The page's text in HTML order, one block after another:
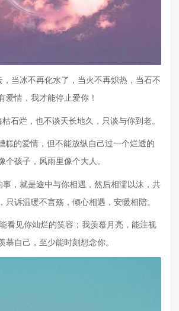
当冰不再化水了，当火不再炽热，当石不
爱情，我才能停止爱你！
石烂，也不谈天长地久，只谈与你到老。
糕的爱情，但不能放纵自己过一个烂透的
个孩子，风雨里像个大人。
，就是途中与你相遇，然后相濡以沫，共
只诉温暖不言殇，倾心相遇，安暖相陪。
看见你灿烂的笑容；我羡慕月亮，能注视
慕自己，至少能时刻想念你。